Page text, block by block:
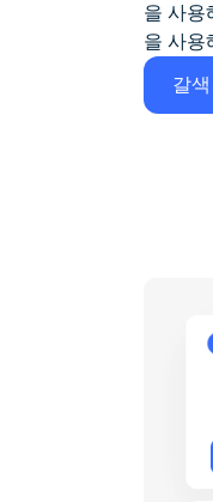
을 사용
을 사용
갈